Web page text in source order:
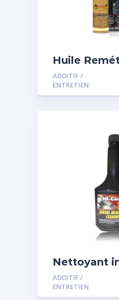
Huile
Moteur SMT2
ADDITIF /
ENTRETIEN
Nettoyant
diesel
ADDITIF /
ENTRETIEN